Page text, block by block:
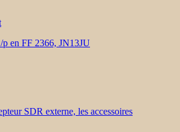
en FF 2366, JN13JU
SDR externe, les accessoires